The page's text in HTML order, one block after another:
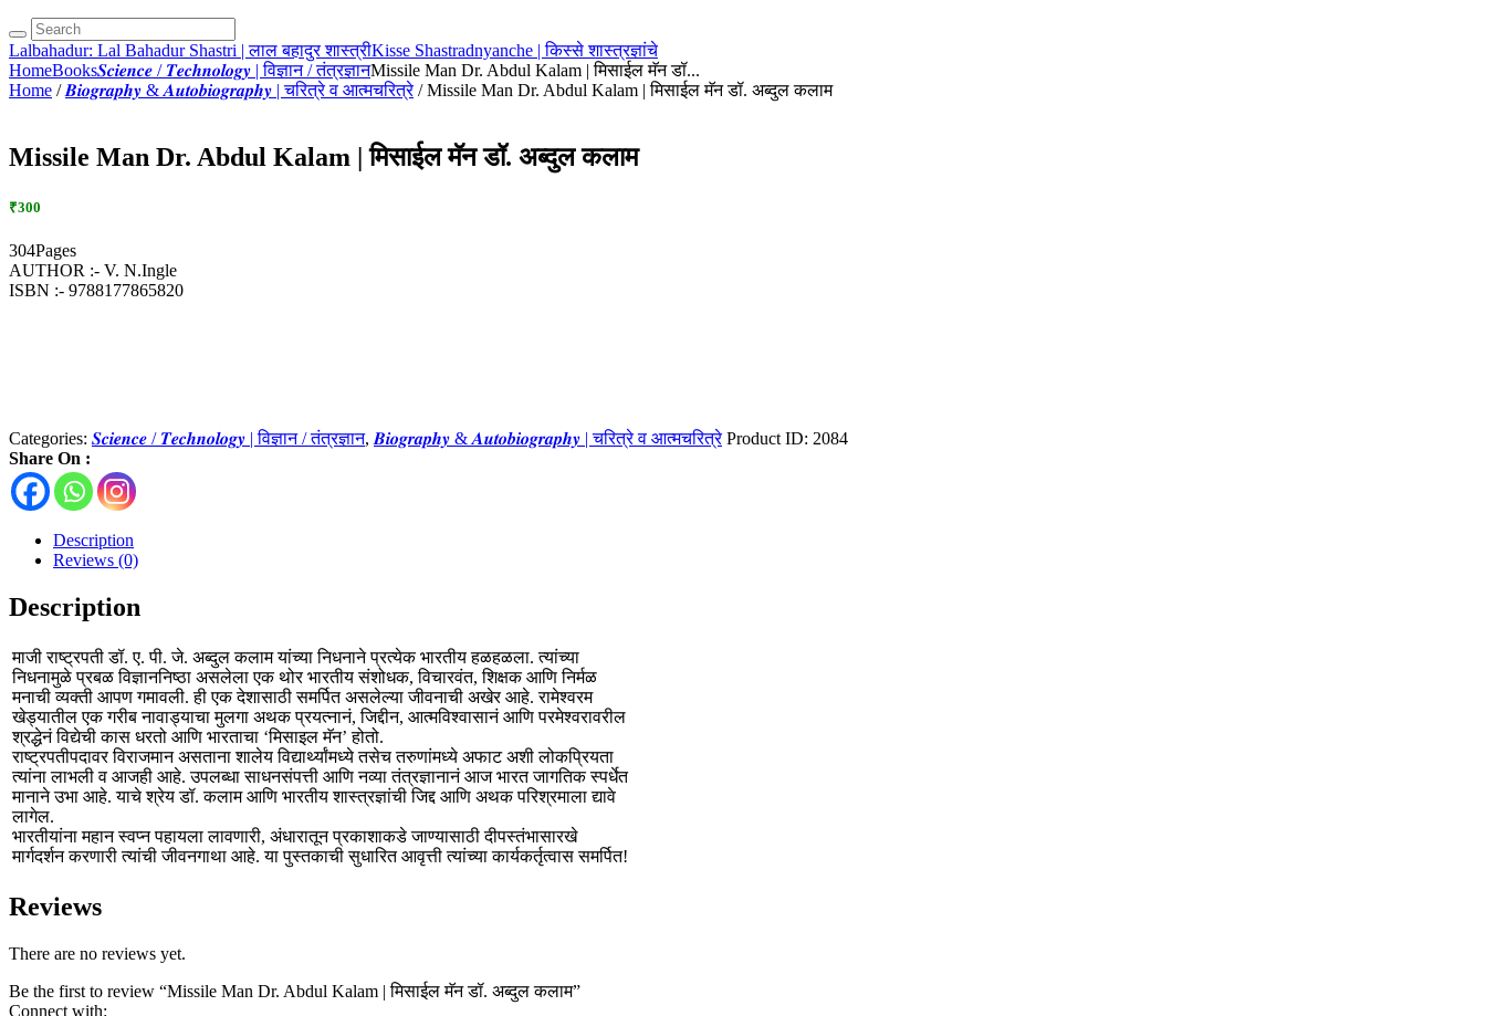
Lalbahadur: Lal Bahadur Shastri | लाल बहादुर शास्त्रीKisse Shastradnyanche | किस्से शास्त्रज्ञांचे
HomeBooks𝑺𝒄𝒊𝒆𝒏𝒄𝒆 / 𝑻𝒆𝒄𝒉𝒏𝒐𝒍𝒐𝒈𝒚 | विज्ञान / तंत्रज्ञानMissile Man Dr. Abdul Kalam | मिसाईल मॅन डॉ...
Home /𝑩𝒊𝒐𝒈𝒓𝒂𝒑𝒉𝒚 & 𝑨𝒖𝒕𝒐𝒃𝒊𝒐𝒈𝒓𝒂𝒑𝒉𝒚 | चरित्रे व आत्मचरित्रे/ Missile Man Dr. Abdul Kalam | मिसाईल मॅन डॉ. अब्दुल कलाम
Missile Man Dr. Abdul Kalam | मिसाईल मॅन डॉ. अब्दुल कलाम
₹300
304Pages
AUTHOR :- V. N.Ingle
ISBN :- 9788177865820
Categories: 𝑺𝒄𝒊𝒆𝒏𝒄𝒆 / 𝑻𝒆𝒄𝒉𝒏𝒐𝒍𝒐𝒈𝒚 | विज्ञान / तंत्रज्ञान, 𝑩𝒊𝒐𝒈𝒓𝒂𝒑𝒉𝒚 & 𝑨𝒖𝒕𝒐𝒃𝒊𝒐𝒈𝒓𝒂𝒑𝒉𝒚 | चरित्रे व आत्मचरित्रे Product ID: 2084
Share On :
Description
Reviews (0)
Description
माजी राष्ट्रपती डॉ. ए. पी. जे. अब्दुल कलाम यांच्या निधनाने प्रत्येक भारतीय हळहळला. त्यांच्या
निधनामुळे प्रबळ विज्ञाननिष्ठा असलेला एक थोर भारतीय संशोधक, विचारवंत, शिक्षक आणि निर्मळ
मनाची व्यक्ती आपण गमावली. ही एक देशासाठी समर्पित असलेल्या जीवनाची अखेर आहे. रामेश्वरम
खेड्यातील एक गरीब नावाड्याचा मुलगा अथक प्रयत्नानं, जिद्दीन, आत्मविश्वासानं आणि परमेश्वरावरील
श्रद्धेनं विद्येची कास धरतो आणि भारताचा ‘मिसाइल मॅन’ होतो.
राष्ट्रपतीपदावर विराजमान असताना शालेय विद्यार्थ्यांमध्ये तसेच तरुणांमध्ये अफाट अशी लोकप्रियता
त्यांना लाभली व आजही आहे. उपलब्धा साधनसंपत्ती आणि नव्या तंत्रज्ञानानं आज भारत जागतिक स्पर्धेत
मानाने उभा आहे. याचे श्रेय डॉ. कलाम आणि भारतीय शास्त्रज्ञांची जिद्द आणि अथक परिश्रमाला द्यावे
लागेल.
भारतीयांना महान स्वप्न पहायला लावणारी, अंधारातून प्रकाशाकडे जाण्यासाठी दीपस्तंभासारखे
मार्गदर्शन करणारी त्यांची जीवनगाथा आहे. या पुस्तकाची सुधारित आवृत्ती त्यांच्या कार्यकर्तृत्वास समर्पित!
Reviews
There are no reviews yet.
Be the first to review “Missile Man Dr. Abdul Kalam | मिसाईल मॅन डॉ. अब्दुल कलाम”
Connect with: